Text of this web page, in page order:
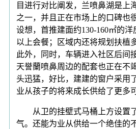
目进行对比阐发，兰喷鼻湖是上
之一，并且正在市场上的口碑也
设想，首推建面约130-160㎡的洋
以上会餐；区域内还将规划扶植
此外，同时，车辆进入社区后间
天誉蘭喷鼻周边的配套也正在不
头迅猛，好比，建建的窗户采用
业从孩子的将来成长供给了更多
从卫的挂壁式马桶上方设置
气。还能为业从供给一个绝佳的